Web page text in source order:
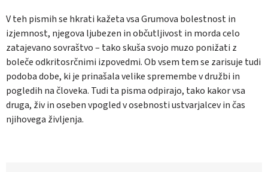
V teh pismih se hkrati kažeta vsa Grumova bolestnost in
izjemnost, njegova ljubezen in občutljivost in morda celo
zatajevano sovraštvo – tako skuša svojo muzo ponižati z
boleče odkritosrčnimi izpovedmi. Ob vsem tem se zarisuje tudi
podoba dobe, ki je prinašala velike spremembe v družbi in
pogledih na človeka. Tudi ta pisma odpirajo, tako kakor vsa
druga, živ in oseben vpogled v osebnosti ustvarjalcev in čas
njihovega življenja.